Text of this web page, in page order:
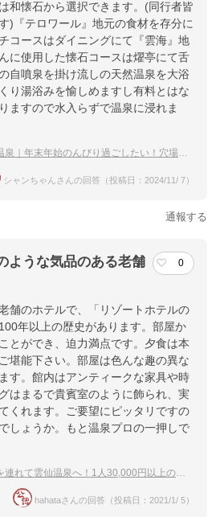
和懐石から選択できます。(同行者皆
)『テロワール』地元の食材を存分に
コースはダイニングにて『雲海』地
に使用した懐石コースは燿亭にて舌
自噴泉を掛け流しの天然温泉を大浴
り湯浴みを愉しめますし有料とはな
ますので水入らずで温泉に浸れま
｜年末年始のんびり過ごしたい！穴場の宿のおすすめは？
シャンちゃんさんの回答（投稿日：2024/11/ 7）
通報する
ような気品のある老舗
0
舗のホテルで、「リゾートホテルの
年以上の歴史があります。部屋か
とができ、迫力満点です。夕食は本
堪能下さい。部屋は色んな趣の異な
す。館内はアンティークな家具や時
はまるで貴賓室のように飾られ、実
くれます。ご要望にピッタリですの
しょうか。もと温泉プロの一押しで
れて雲仙温泉へ！1人30,000円以上の特別室の宿
hahataさんの回答（投稿日：2021/1/ 5）